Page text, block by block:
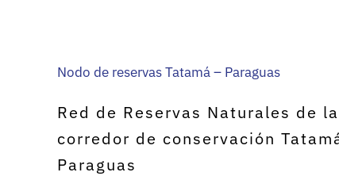
Nodo de reservas Tatamá – Paraguas
Red de Reservas Naturales de
corredor de conservación
Paraguas